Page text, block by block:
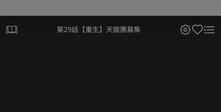
第29話【重生】天龍團募集